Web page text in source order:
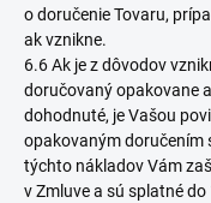
o doručenie Tovaru,
ak vznikne.
6.6 Ak je z dôvodov
doručovaný opakovane
dohodnuté, je Vašou
opakovaným doručením
týchto nákladov Vám
v Zmluve a sú splatné